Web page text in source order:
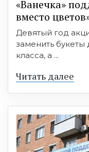
«Ванечка»
вместо
Девятый год
заменить букеты
класса, а ...
Читать далее